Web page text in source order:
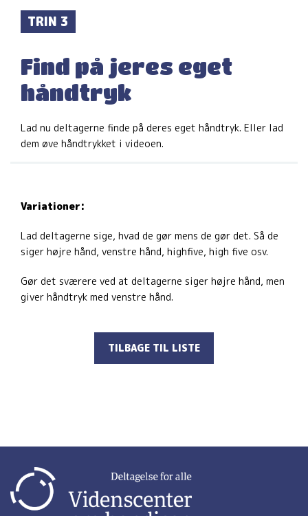
TRIN 3
Find på jeres eget
håndtryk
Lad nu deltagerne finde på deres eget håndtryk. Eller lad
dem øve håndtrykket i videoen.
Variationer:
Lad deltagerne sige, hvad de gør mens de gør det. Så de
siger højre hånd, venstre hånd, highfive, high five osv.
Gør det sværere ved at deltagerne siger højre hånd, men
giver håndtryk med venstre hånd.
TILBAGE TIL LISTE